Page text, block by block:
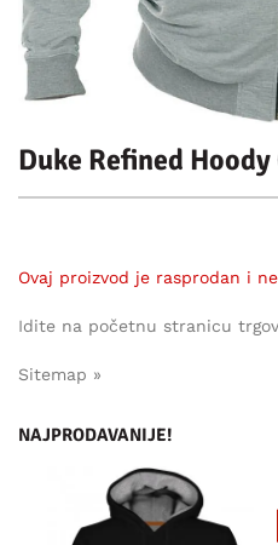
Duke Refined Hoody
Ovaj proizvod je rasprodan i
Idite na početnu stranicu
Sitemap »
NAJPRODAVANIJE!